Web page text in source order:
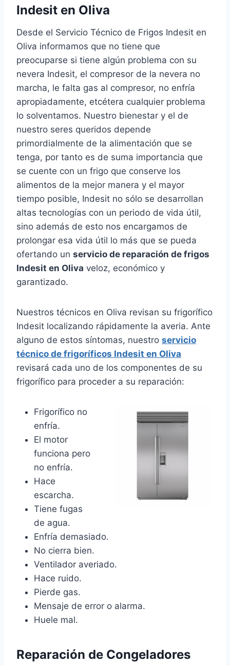
Indesit en Oliva
Desde el Servicio Técnico de Frigos Indesit en
Oliva informamos que no tiene que
preocuparse si tiene algún problema con su
nevera Indesit, el compresor de la nevera no
marcha, le falta gas al compresor, no enfría
apropiadamente, etcétera cualquier problema
lo solventamos. Nuestro bienestar y el de
nuestro seres queridos depende
primordialmente de la alimentación que se
tenga, por tanto es de suma importancia que
se cuente con un frigo que conserve los
alimentos de la mejor manera y el mayor
tiempo posible, Indesit no sólo se desarrollan
altas tecnologías con un periodo de vida útil,
sino además de esto nos encargamos de
prolongar esa vida útil lo más que se pueda
ofertando un servicio de reparación de frigos
Indesit en Oliva veloz, económico y
garantizado.
Nuestros técnicos en Oliva revisan su frigorífico
Indesit localizando rápidamente la averia. Ante
alguno de estos síntomas, nuestro servicio
técnico de frigoríficos Indesit en Oliva
revisará cada uno de los componentes de su
frigorífico para proceder a su reparación:
Frigorífico no
enfría.
El motor
funciona pero
no enfría.
Hace
escarcha.
Tiene fugas
de agua.
Enfría demasiado.
No cierra bien.
Ventilador averiado.
Hace ruido.
Pierde gas.
Mensaje de error o alarma.
Huele mal.
Reparación de Congeladores